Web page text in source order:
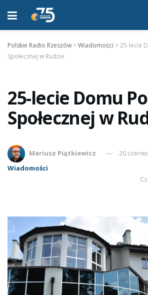
Polskie Radio Rzeszów >Wiadomości >25-lecie
Społecznej w Rudzie
25-lecie Domu
Społecznej w
Mariusz Piątkiewicz
20
Wiadomości